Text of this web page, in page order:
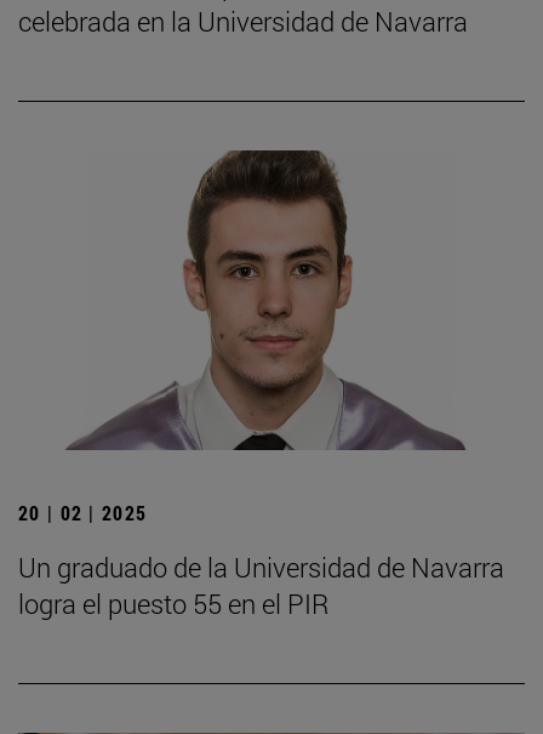
celebrada en la Universidad de Navarra
20 | 02 | 2025
Un graduado de la Universidad de Navarra
logra el puesto 55 en el PIR